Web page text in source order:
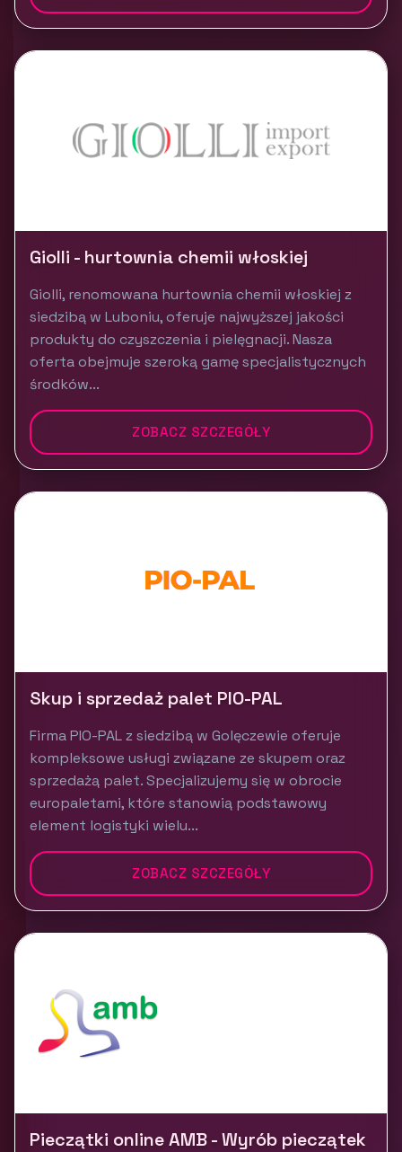
Giolli - hurtownia chemii włoskiej
Giolli, renomowana hurtownia chemii włoskiej z
siedzibą w Luboniu, oferuje najwyższej jakości
produkty do czyszczenia i pielęgnacji. Nasza
oferta obejmuje szeroką gamę specjalistycznych
środków...
ZOBACZ SZCZEGÓŁY
Skup i sprzedaż palet PIO-PAL
Firma PIO-PAL z siedzibą w Golęczewie oferuje
kompleksowe usługi związane ze skupem oraz
sprzedażą palet. Specjalizujemy się w obrocie
europaletami, które stanowią podstawowy
element logistyki wielu...
ZOBACZ SZCZEGÓŁY
Pieczątki online AMB - Wyrób pieczątek